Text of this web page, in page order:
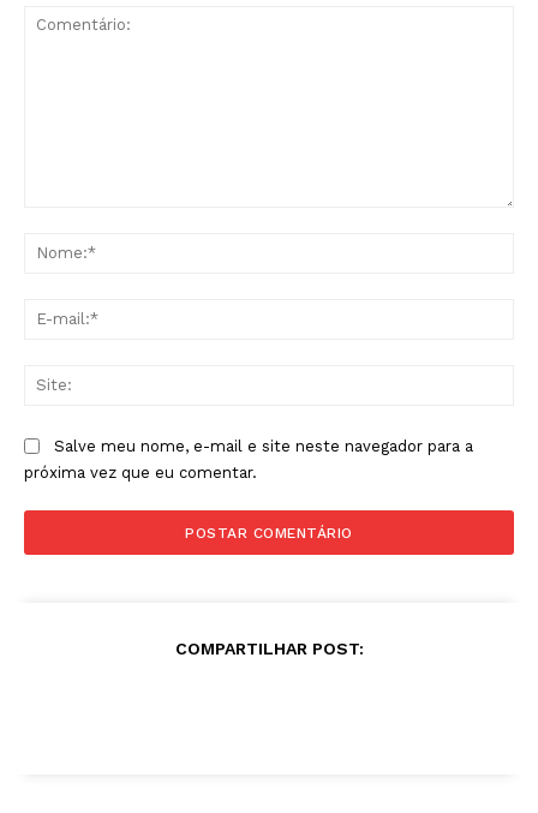
Salve meu nome, e-mail e site neste navegador para a
próxima vez que eu comentar.
COMPARTILHAR POST: